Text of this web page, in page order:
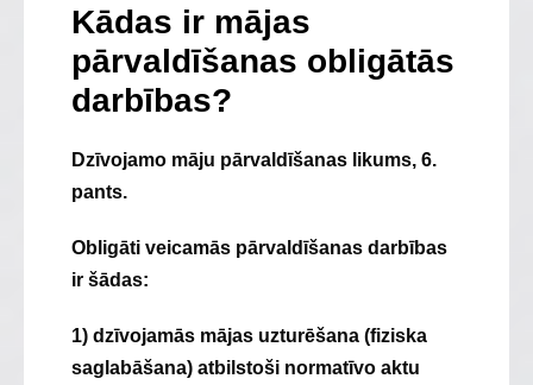
Kādas ir mājas
pārvaldīšanas obligātās
darbības?
Dzīvojamo māju pārvaldīšanas likums, 6.
pants.
Obligāti veicamās pārvaldīšanas darbības
ir šādas:
1) dzīvojamās mājas uzturēšana (fiziska
saglabāšana) atbilstoši normatīvo aktu